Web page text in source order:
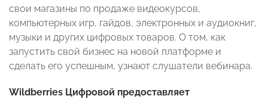
свои магазины по продаже видеокурсов,
компьютерных игр, гайдов, электронных и аудиокниг,
музыки и других цифровых товаров. О том, как
запустить свой бизнес на новой платформе и
сделать его успешным, узнают слушатели вебинара.
Wildberries Цифровой предоставляет